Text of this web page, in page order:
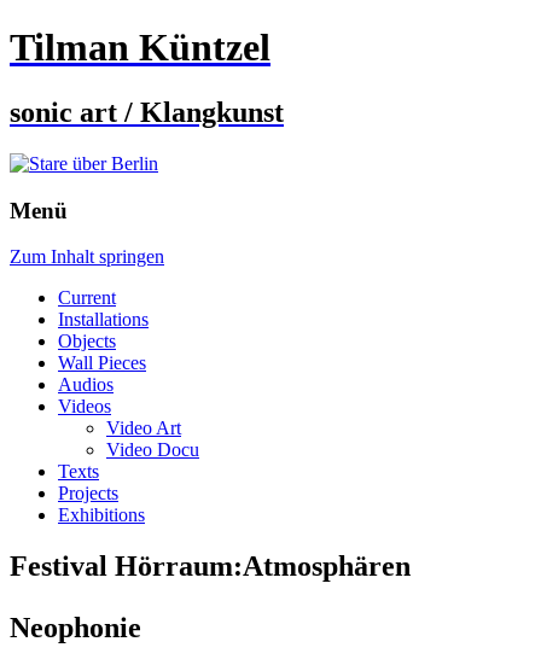
Tilman Küntzel
sonic art / Klangkunst
Menü
Zum Inhalt springen
Current
Installations
Objects
Wall Pieces
Audios
Videos
Video Art
Video Docu
Texts
Projects
Exhibitions
Festival Hörraum:Atmosphären
Neophonie